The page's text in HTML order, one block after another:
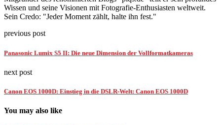
Wissen und seine Visionen mit Fotografie-Enthusiasten weltweit.
Sein Credo: "Jeder Moment zählt, halte ihn fest."
previous post
Panasonic Lumix S5 II: Die neue Dimension der Vollformatkameras
next post
Canon EOS 1000D: Einstieg in die DSLR-Welt: Canon EOS 1000D
You may also like